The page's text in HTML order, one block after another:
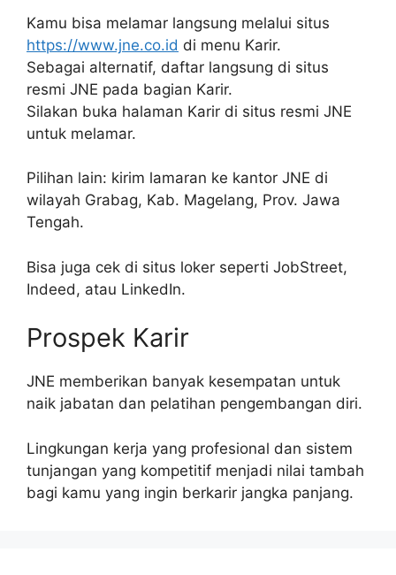
Kamu bisa melamar langsung melalui situs
https://www.jne.co.id di menu Karir.
Sebagai alternatif, daftar langsung di situs
resmi JNE pada bagian Karir.
Silakan buka halaman Karir di situs resmi JNE
untuk melamar.
Pilihan lain: kirim lamaran ke kantor JNE di
wilayah Grabag, Kab. Magelang, Prov. Jawa
Tengah.
Bisa juga cek di situs loker seperti JobStreet,
Indeed, atau LinkedIn.
Prospek Karir
JNE memberikan banyak kesempatan untuk
naik jabatan dan pelatihan pengembangan diri.
Lingkungan kerja yang profesional dan sistem
tunjangan yang kompetitif menjadi nilai tambah
bagi kamu yang ingin berkarir jangka panjang.